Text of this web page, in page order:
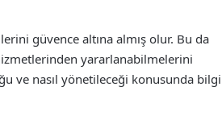
güvence altına almış olur. Bu da
yararlanabilmelerini
ve nasıl yönetileceği konusunda bilgi